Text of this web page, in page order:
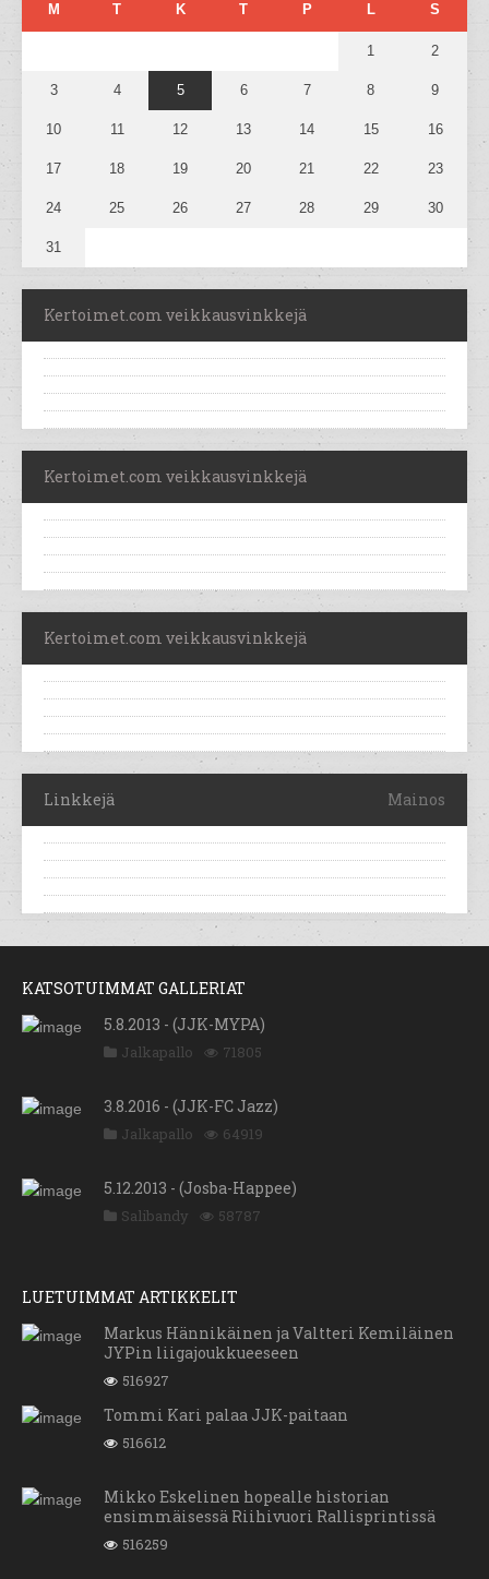
M T K T P L S
1 2
3 4 5 6 7 8 9
10 11 12 13 14 15 16
17 18 19 20 21 22 23
24 25 26 27 28 29 30
31
Kertoimet.com veikkausvinkkejä
Kertoimet.com veikkausvinkkejä
Kertoimet.com veikkausvinkkejä
Linkkejä Mainos
KATSOTUIMMAT GALLERIAT
5.8.2013 - (JJK-MYPA)
Jalkapallo 71805
3.8.2016 - (JJK-FC Jazz)
Jalkapallo 64919
5.12.2013 - (Josba-Happee)
Salibandy 58787
LUETUIMMAT ARTIKKELIT
Markus Hännikäinen ja Valtteri Kemiläinen
JYPin liigajoukkueeseen
516927
Tommi Kari palaa JJK-paitaan
516612
Mikko Eskelinen hopealle historian
ensimmäisessä Riihivuori Rallisprintissä
516259